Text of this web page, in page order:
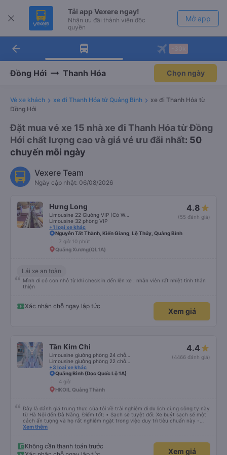
Tải app Vexere ngay!
Nhận ưu đãi thành viên độc
quyền
Mở app
Tải app Vexere
-30k/ghế khi đặt vé máy bay qua
Mở app
arrow_back
Đồng Hới Thanh Hóa Chọn ngày
Vé xe khách xe đi Thanh Hóa từ Quảng Bình
xe đi Thanh Hóa từ
Đồng Hới
Đặt mua vé xe 15 nhà xe đi Thanh Hóa từ Đồng
Hới chất lượng cao và giá vé ưu đãi nhất: 50
chuyến mỗi ngày
Vexere Team
Ngày cập nhật: 06/08/2026
Hưng Long
Limousine 32 phòng VIP
+1 loại xe khác
4.8
(55 đánh giá)
Nguyễn Tất Thành, Kiến Giang, Lệ Thủy, Quảng Bình
7 giờ 10 phút
Quảng Xương(QL1A)
Lái xe an toàn
Mình đi có con nhỏ từ khi check in đến lên xe . nhân viên rất nhiệt tình thân
thiện
Xác nhận chỗ ngay lập tức
Xem giá
Tân Kim Chi
+3 loại xe khác
4.4
(4466 đánh giá)
Quảng Bình (Dọc Quốc Lộ 1A)
4 giờ
HKOIL Quảng Thành
Đây là đánh giá trung thực của tôi về trải nghiệm đi du lịch cùng công ty này
từ Hà Nội đến Đà Nẵng. Điểm tốt: • Sạch sẽ tuyệt đối: Xe buýt sạch sẽ một
cách ấn tượng và họ rất nghiêm ngặt trong việc duy trì tiêu chuẩn này -
không được phép ăn trên xe. Đây là lần đầu tiên tôi thấy sự chú trọng đến
suốt chuyến đi. • Tùy chọn sạc: Có sẵn cổng sạc USB và USB-C, đây cũng
là lần đầu tiên tôi thấy. • Môi trường yên tĩnh và thanh bình: Họ không bật
Xem thêm
Không cần thanh toán trước
Xem giá